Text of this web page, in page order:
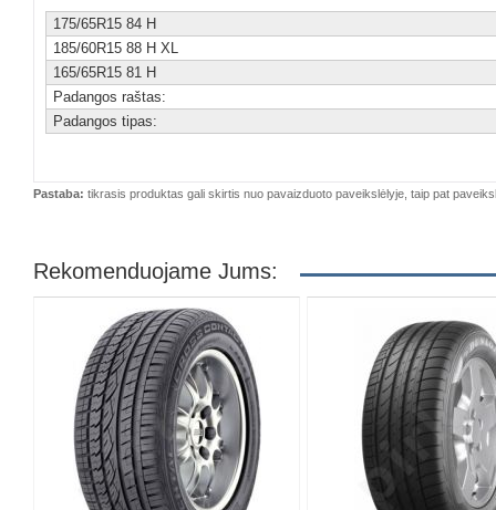
175/65R15 84 H
185/60R15 88 H XL
165/65R15 81 H
Padangos raštas:
Padangos tipas:
Pastaba: tikrasis produktas gali skirtis nuo pavaizduoto paveikslėlyje, taip pat
Rekomenduojame Jums: